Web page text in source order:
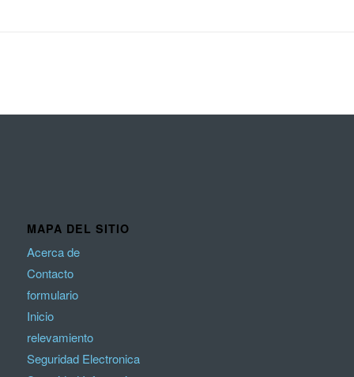
MAPA DEL SITIO
Acerca de
Contacto
formulario
Inicio
relevamiento
Seguridad Electronica